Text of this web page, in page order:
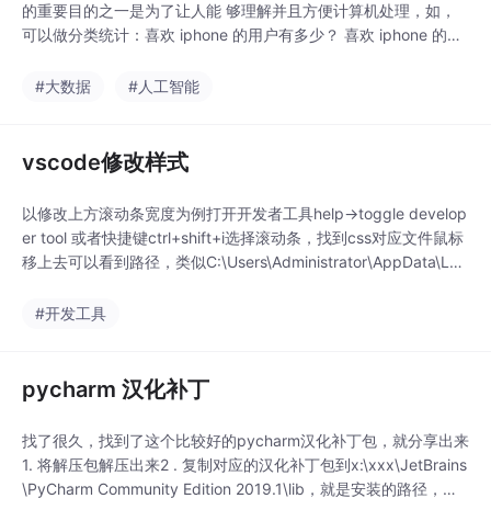
的重要目的之一是为了让人能 够理解并且方便计算机处理，如，
可以做分类统计：喜欢 iphone 的用户有多少？ 喜欢 iphone 的人
法分析，喜欢 iphone 的人年龄段分布情况。二、构建用户画像
#大数据 #人工智能
vscode修改样式
以修改上方滚动条宽度为例打开开发者工具help->toggle develop
er tool 或者快捷键ctrl+shift+i选择滚动条，找到css对应文件鼠标
移上去可以看到路径，类似C:\Users\Administrator\AppData\Loc
#开发工具
pycharm 汉化补丁
找了很久，找到了这个比较好的pycharm汉化补丁包，就分享出来
1. 将解压包解压出来2 . 复制对应的汉化补丁包到x:\xxx\JetBrains
\PyCharm Community Edition 2019.1\lib，就是安装的路径，不